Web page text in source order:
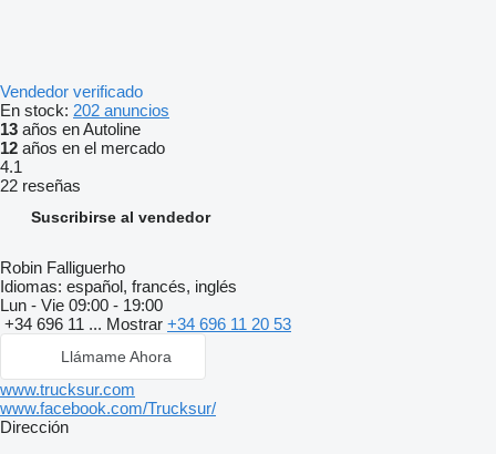
Vendedor verificado
En stock: 202 anuncios
13 años en Autoline
12 años en el mercado
4.1
22 reseñas
Suscribirse al vendedor
Robin Falliguerho
Idiomas: español, francés, inglés
Lun - Vie 09:00 - 19:00
+34 696 11 ... Mostrar +34 696 11 20 53
Llámame Ahora
www.trucksur.com
www.facebook.com/Trucksur/
Dirección